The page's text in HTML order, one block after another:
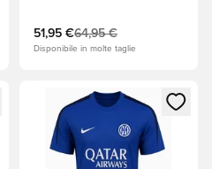
51,95 €64,95 €
Disponibile in molte taglie
accedere o registrarsi come
Apre una finestra modale